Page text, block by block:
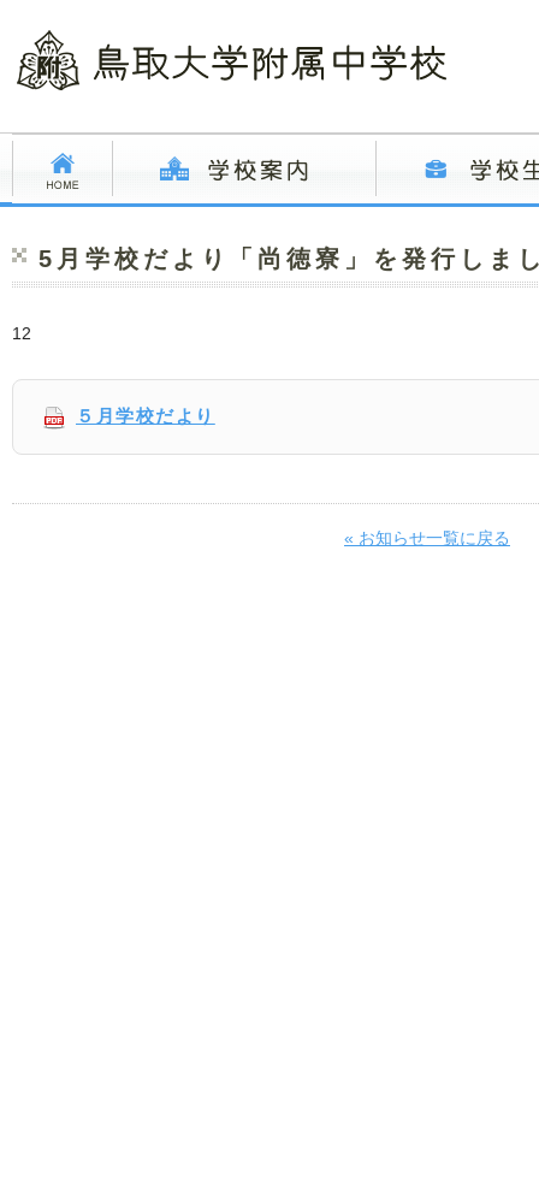
5月学校だより「尚徳寮」を発行しま
12
５月学校だより
« お知らせ一覧に戻る